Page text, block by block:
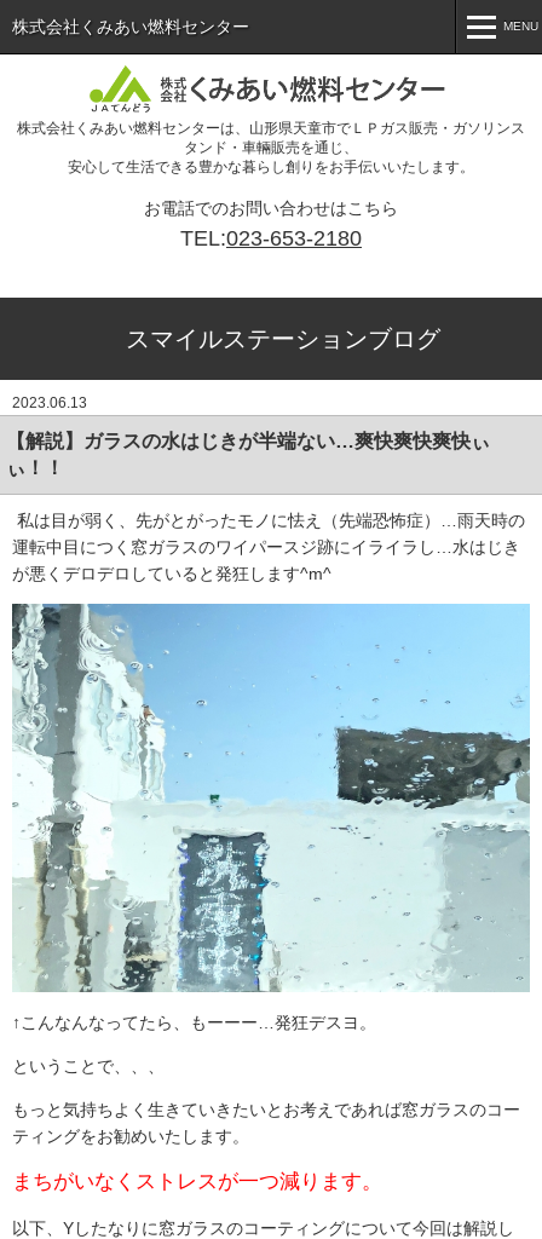
株式会社くみあい燃料センター
株式会社くみあい燃料センターは、山形県天童市でＬＰガス販売・ガソリンス
タンド・車輛販売を通じ、
安心して生活できる豊かな暮らし創りをお手伝いいたします。
お電話でのお問い合わせはこちら
TEL:023-653-2180
MENU
MENU
ホーム
会社概要
スタッフブログ
お問い合わせ
リクルート
スマイルステーションブログ
2023.06.13
【解説】ガラスの水はじきが半端ない…爽快爽快爽快ぃ
ぃ！！
私は目が弱く、先がとがったモノに怯え（先端恐怖症）…雨天時の
運転中目につく窓ガラスのワイパースジ跡にイライラし…水はじき
が悪くデロデロしていると発狂します^m^
↑こんなんなってたら、もーーー…発狂デスヨ。
ということで、、、
もっと気持ちよく生きていきたいとお考えであれば窓ガラスのコー
ティングをお勧めいたします。
まちがいなくストレスが一つ減ります。
以下、Yしたなりに窓ガラスのコーティングについて今回は解説し